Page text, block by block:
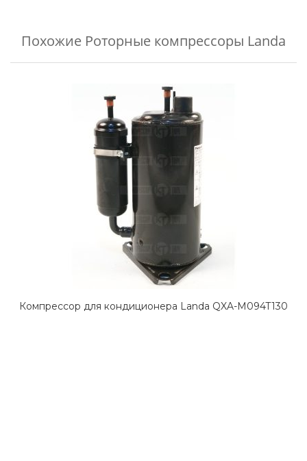
Похожие Роторные компрессоры Landa
Компрессор для кондиционера Landa QXA-M094T130